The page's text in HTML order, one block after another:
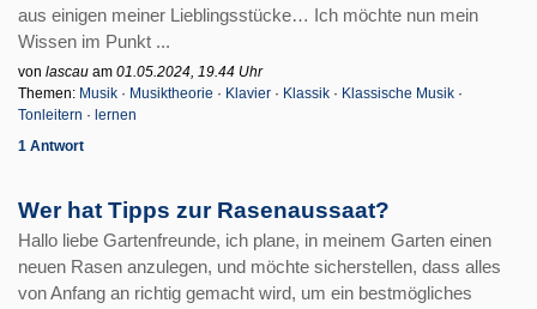
aus einigen meiner Lieblingsstücke… Ich möchte nun mein
Wissen im Punkt ...
von lascau am 01.05.2024, 19.44 Uhr
Themen: Musik · Musiktheorie · Klavier · Klassik · Klassische Musik ·
Tonleitern · lernen
1 Antwort
Wer hat Tipps zur Rasenaussaat?
Hallo liebe Gartenfreunde, ich plane, in meinem Garten einen
neuen Rasen anzulegen, und möchte sicherstellen, dass alles
von Anfang an richtig gemacht wird, um ein bestmögliches